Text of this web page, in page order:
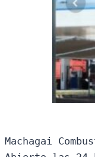
Machagai